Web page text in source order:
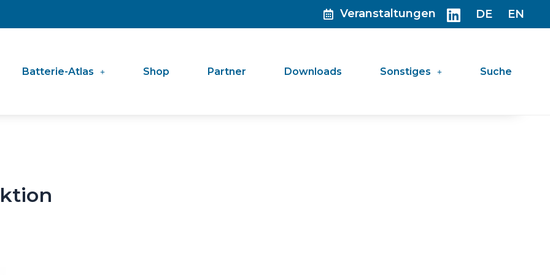
Veranstaltungen DE EN
Batterie-Atlas Shop Partner Downloads Sonstiges Suche